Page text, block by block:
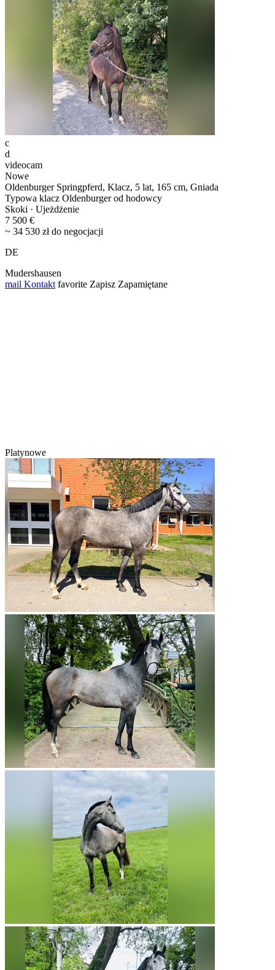
c
d
videocam
Nowe
Oldenburger Springpferd, Klacz, 5 lat, 165 cm, Gniada
Typowa klacz Oldenburger od hodowcy
Skoki · Ujeżdżenie
7 500 €
~ 34 530 zł do negocjacji
DE
Mudershausen
mail Kontakt favorite Zapisz Zapamiętane
Platynowe